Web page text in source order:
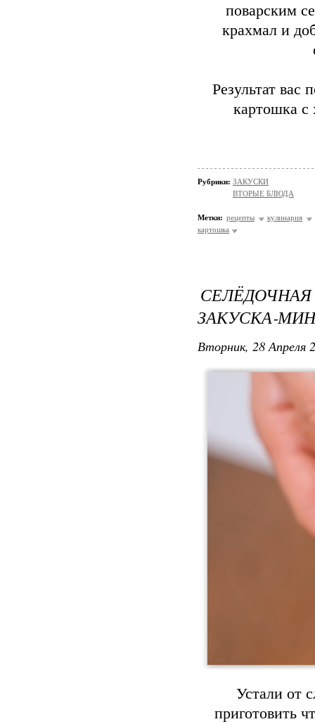
поварским
крахмал и
Результат вас
картошка с
Рубрики: ЗАКУСКИ
ВТОРЫЕ БЛЮДА
Метки: рецепты
кулинария
картошка
Вторник, 28 Апреля
Устали от
приготовить